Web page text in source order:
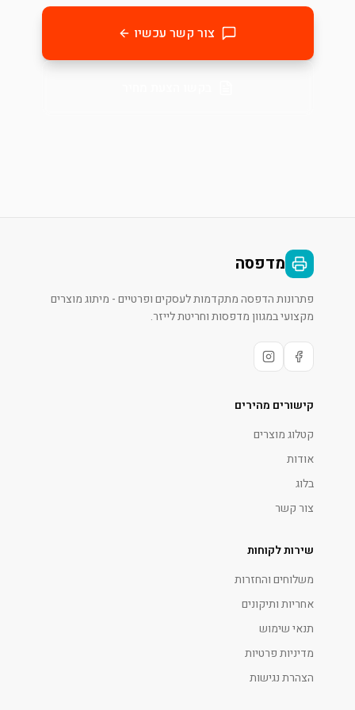
צור קשר עכשיו
מדפסה
פתרונות הדפסה מתקדמות לעסקים ופרטיים - מיתוג מוצרים
מקצועי במגוון מדפסות וחריטת לייזר.
קישורים מהירים
קטלוג מוצרים
אודות
בלוג
צור קשר
שירות לקוחות
משלוחים והחזרות
אחריות ותיקונים
תנאי שימוש
מדיניות פרטיות
הצהרת נגישות